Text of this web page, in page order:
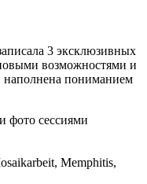
3 эксклюзивных
возможностями и
наполнена пониманием
сессиями
Memphitis,